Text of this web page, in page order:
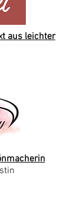
aus leichter